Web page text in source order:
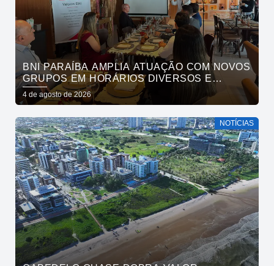
BNI PARAÍBA AMPLIA ATUAÇÃO COM NOVOS
GRUPOS EM HORÁRIOS DIVERSOS E
FORTALECE O ACESSO AO NETWORKING
4 de agosto de 2026
NOTÍCIAS